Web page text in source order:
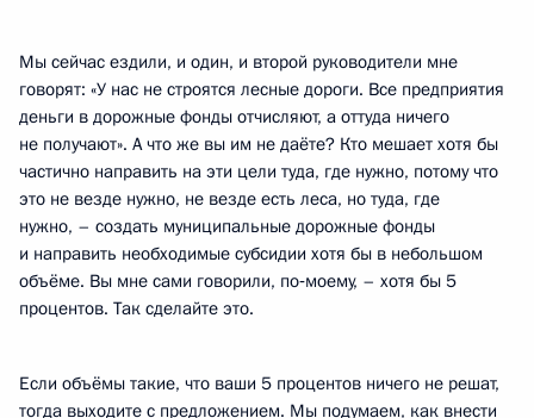
Мы сейчас ездили, и один, и второй руководители мне
говорят: «У нас не строятся лесные дороги. Все предприятия
деньги в дорожные фонды отчисляют, а оттуда ничего
не получают». А что же вы им не даёте? Кто мешает хотя бы
частично направить на эти цели туда, где нужно, потому что
это не везде нужно, не везде есть леса, но туда, где
нужно, – создать муниципальные дорожные фонды
и направить необходимые субсидии хотя бы в небольшом
объёме. Вы мне сами говорили, по‑моему, – хотя бы 5
процентов. Так сделайте это.
Если объёмы такие, что ваши 5 процентов ничего не решат,
тогда выходите с предложением. Мы подумаем, как внести